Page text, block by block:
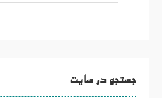
جستجو در سایت